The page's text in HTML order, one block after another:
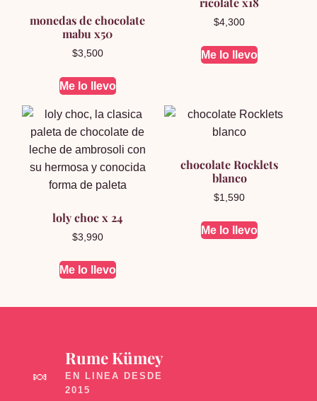
monedas de chocolate
mabu x50
$3,500
Me lo llevo
$4,300
Me lo llevo
loly choc x 24
$3,990
Me lo llevo
chocolate Rocklets
blanco
$1,590
Me lo llevo
🍬
Rume Kümey